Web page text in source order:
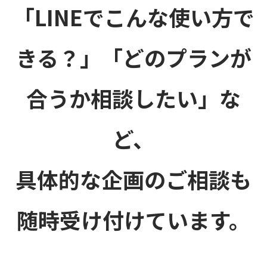
「LINEでこんな使い方で
きる？」「どのプランが
合うか相談したい」な
ど、
具体的な企画のご相談も
随時受け付けています。